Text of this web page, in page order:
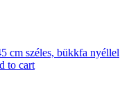
cm széles, bükkfa nyéllel
to cart